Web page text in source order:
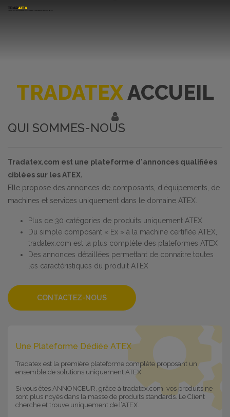
TRADATEXACCUEIL
QUI SOMMES-NOUS
Tradatex.com est une plateforme d'annonces qualifiées
ciblées sur les ATEX.
Elle propose des annonces de composants, d'équipements, de
machines et services uniquement dans le domaine ATEX.
Plus de 30 catégories de produits uniquement ATEX
Du simple composant « Ex » à la machine certifiée ATEX,
tradatex.com est la plus complète des plateformes ATEX
Des annonces détaillées permettant de connaître toutes
les caractéristiques du produit ATEX
CONTACTEZ-NOUS
Une Plateforme Dédiée ATEX
Tradatex est la première plateforme complète proposant un
ensemble de solutions uniquement ATEX.
Si vous êtes ANNONCEUR, grâce à tradatex.com, vos produits ne
sont plus noyés dans la masse de produits standards. Le Client
cherche et trouve uniquement de l’ATEX.